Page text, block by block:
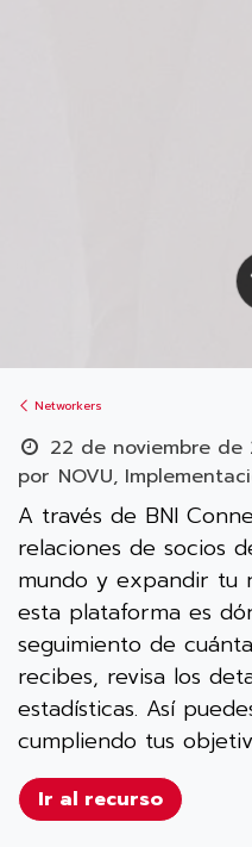
Networkers
22 de noviembre de
por NOVU,
A través de BNI
relaciones de socios
mundo y expandir tu
esta plataforma es
seguimiento de
recibes, revisa los
estadísticas. Así
cumpliendo tus
Ir al recurso